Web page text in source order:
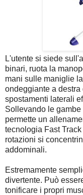
L'utente si siede
binari, ruota la
mani sulle maniglie
ondeggiante a
spostamenti laterali
Sollevando le
permette un
tecnologia Fast
rotazioni si
addominali.
Estremamente
divertente. Può
tonificare i propri